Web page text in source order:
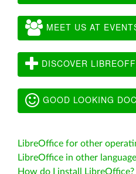
MEET US AT
DISCOVER
GOOD LOOKING
LibreOffice for other
LibreOffice in other
How do I install LibreOffice?